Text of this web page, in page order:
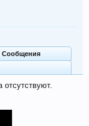
Сообщения